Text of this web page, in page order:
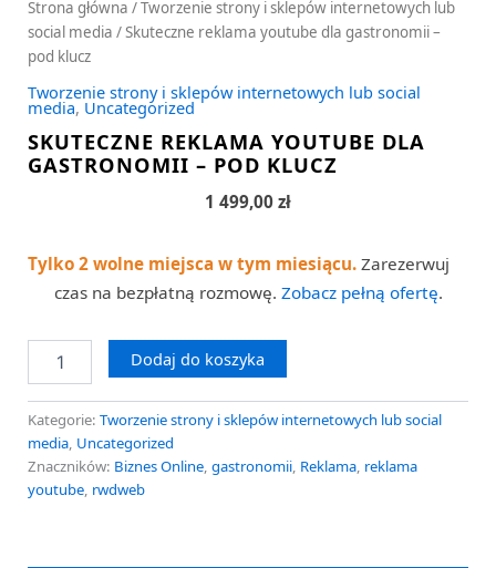
Strona główna /Tworzenie strony i sklepów internetowych lub
social media / Skuteczne reklama youtube dla gastronomii –
pod klucz
Tworzenie strony i sklepów internetowych lub social
media, Uncategorized
SKUTECZNE REKLAMA YOUTUBE DLA
GASTRONOMII – POD KLUCZ
1 499,00 zł
Tylko 2 wolne miejsca w tym miesiącu. Zarezerwuj
czas na bezpłatną rozmowę. Zobacz pełną ofertę.
Dodaj do koszyka
Kategorie: Tworzenie strony i sklepów internetowych lub social
media, Uncategorized
Znaczników: Biznes Online, gastronomii, Reklama, reklama
youtube, rwdweb